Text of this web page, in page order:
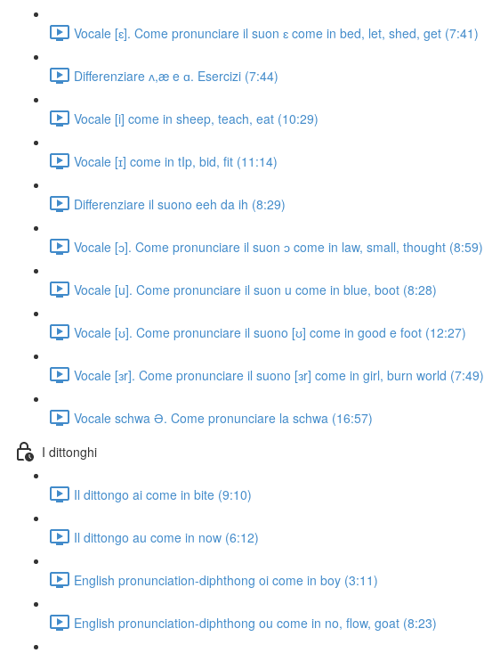
Vocale [ɛ]. Come pronunciare il suon ɛ come in bed, let, shed, get (7:41)
Differenziare ʌ,æ e ɑ. Esercizi (7:44)
Vocale [i] come in sheep, teach, eat (10:29)
Vocale [ɪ] come in tIp, bid, fit (11:14)
Differenziare il suono eeh da ih (8:29)
Vocale [ɔ]. Come pronunciare il suon ɔ come in law, small, thought (8:59)
Vocale [u]. Come pronunciare il suon u come in blue, boot (8:28)
Vocale [ʊ]. Come pronunciare il suono [ʊ] come in good e foot (12:27)
Vocale [ɜr]. Come pronunciare il suono [ɜr] come in girl, burn world (7:49)
Vocale schwa Ə. Come pronunciare la schwa (16:57)
I dittonghi
Il dittongo ai come in bite (9:10)
Il dittongo au come in now (6:12)
English pronunciation-diphthong oi come in boy (3:11)
English pronunciation-diphthong ou come in no, flow, goat (8:23)